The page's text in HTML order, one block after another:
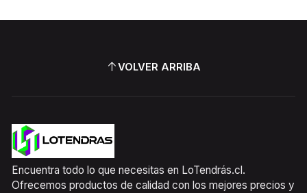
VOLVER ARRIBA
Encuentra todo lo que necesitas en LoTendrás.cl.
Ofrecemos productos de calidad con los mejores precios y